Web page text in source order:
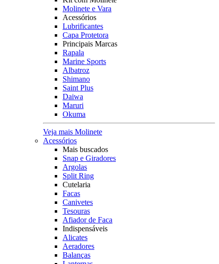
Molinete e Vara
Acessórios
Lubrificantes
Capa Protetora
Principais Marcas
Rapala
Marine Sports
Albatroz
Shimano
Saint Plus
Daiwa
Maruri
Okuma
Veja mais Molinete
Acessórios
Mais buscados
Snap e Giradores
Argolas
Split Ring
Cutelaria
Facas
Canivetes
Tesouras
Afiador de Faca
Indispensáveis
Alicates
Aeradores
Balanças